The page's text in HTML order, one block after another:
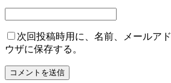
次回投稿時用に、名前、メールア
ウザに保存する。